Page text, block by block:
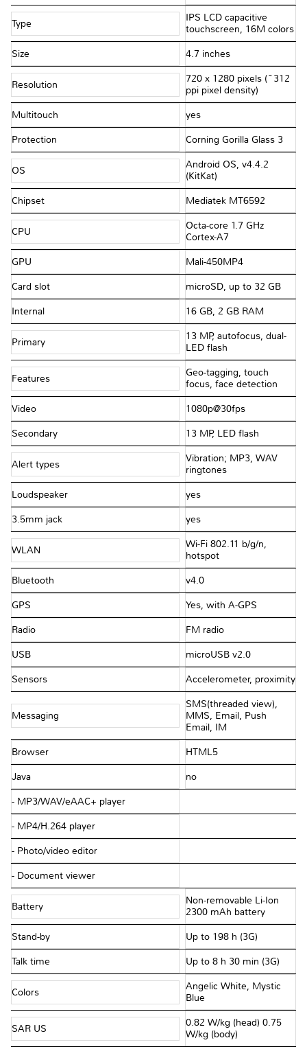
Type
IPS LCD capacitive
touchscreen, 16M colors
Size 4.7 inches
Resolution
720 x 1280 pixels (~312
ppi pixel density)
Multitouch yes
Protection Corning Gorilla Glass 3
OS
Android OS, v4.4.2
(KitKat)
Chipset Mediatek MT6592
CPU
Octa-core 1.7 GHz
Cortex-A7
GPU Mali-450MP4
Card slot microSD, up to 32 GB
Internal 16 GB, 2 GB RAM
Primary
13 MP, autofocus, dual-
LED flash
Features
Geo-tagging, touch
focus, face detection
Video 1080p@30fps
Secondary 13 MP, LED flash
Alert types
Vibration; MP3, WAV
ringtones
Loudspeaker yes
3.5mm jack yes
WLAN
Wi-Fi 802.11 b/g/n,
hotspot
Bluetooth v4.0
GPS Yes, with A-GPS
Radio FM radio
USB microUSB v2.0
Sensors Accelerometer, proximity
Messaging
SMS(threaded view),
MMS, Email, Push
Email, IM
Browser HTML5
Java no
- MP3/WAV/eAAC+ player
- MP4/H.264 player
- Photo/video editor
- Document viewer
Battery
Non-removable Li-Ion
2300 mAh battery
Stand-by Up to 198 h (3G)
Talk time Up to 8 h 30 min (3G)
Colors
Angelic White, Mystic
Blue
SAR US
0.82 W/kg (head) 0.75
W/kg (body)